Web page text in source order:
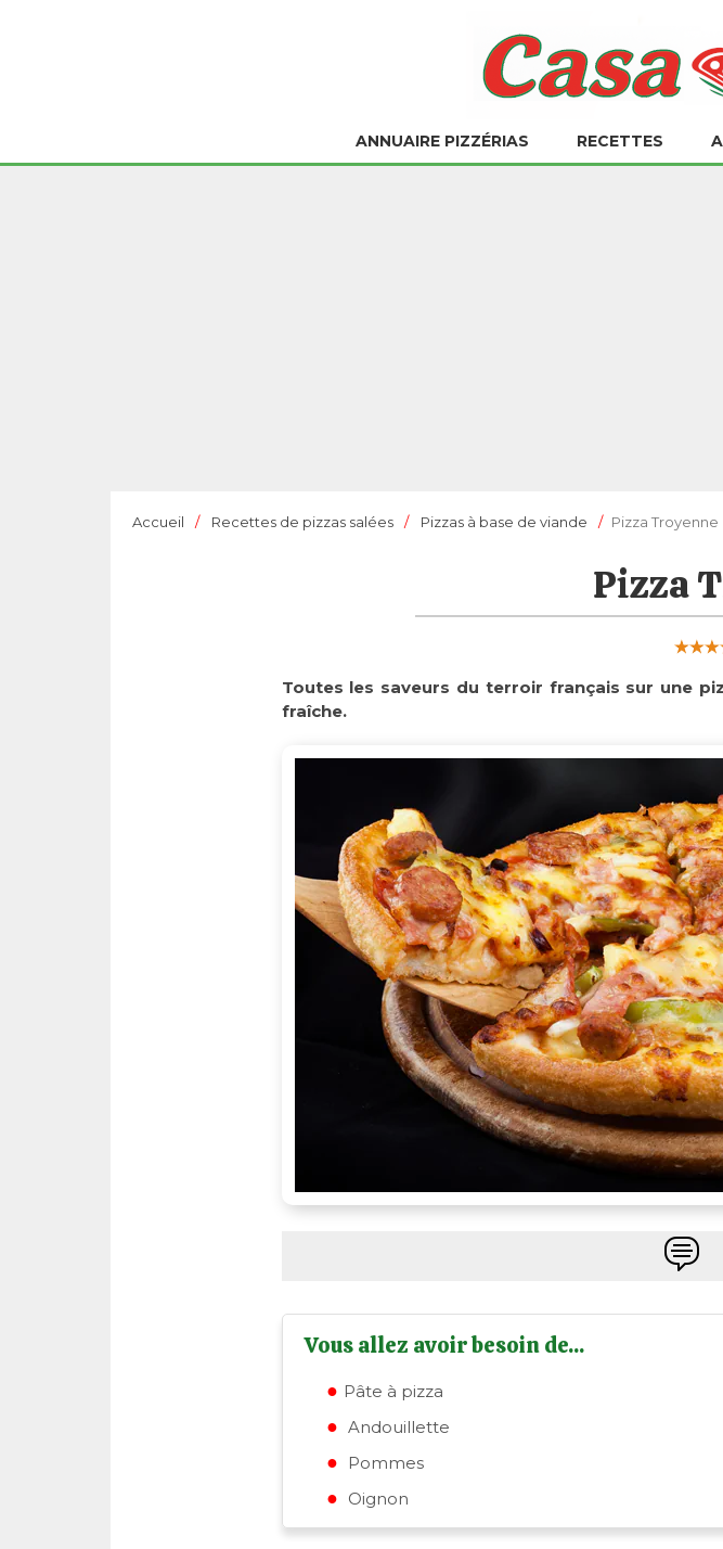
ANNUAIRE PIZZÉRIAS RECETTES
Accueil Recettes de pizzas salées Pizzas à base de viande Pizza Troyenne
Pizza
Toutes les saveurs du terroir français sur une
fraîche.
Vous allez avoir besoin de...
Pâte à pizza
Andouillette
Pommes
Oignon